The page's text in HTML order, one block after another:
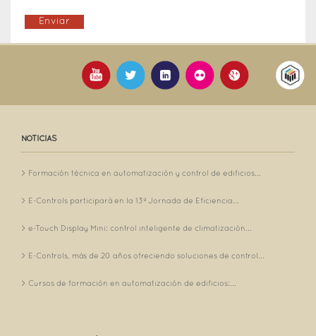
NOTICIAS
Formación técnica en automatización y control de edificios...
E-Controls participará en la 13ª Jornada de Eficiencia...
e-Touch Display Mini: control inteligente de climatización...
E-Controls, más de 20 años ofreciendo soluciones de control...
Cursos de formación en automatización de edificios:...